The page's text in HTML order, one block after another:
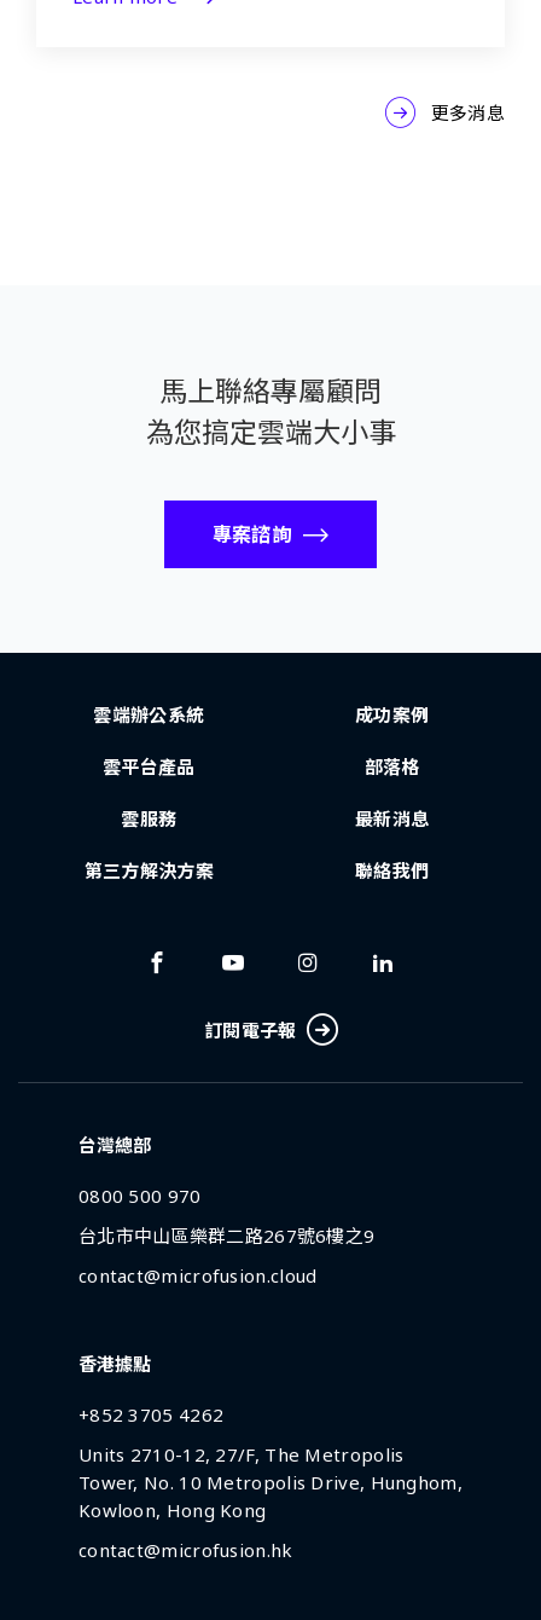
更多消息
馬上聯絡專屬顧問
為您搞定雲端大小事
專案諮詢
雲端辦公系統
雲平台產品
雲服務
第三方解決方案
成功案例
部落格
最新消息
聯絡我們
訂閱電子報
台灣總部
0800 500 970
台北市中山區樂群二路267號6樓之9
contact@microfusion.cloud
香港據點
+852 3705 4262
Units 2710-12, 27/F, The Metropolis
Tower, No. 10 Metropolis Drive, Hunghom,
Kowloon, Hong Kong
contact@microfusion.hk